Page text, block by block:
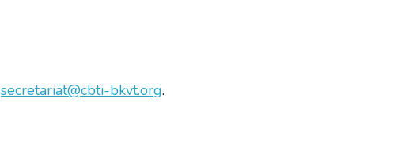
secretariat@cbti-bkvt.org.